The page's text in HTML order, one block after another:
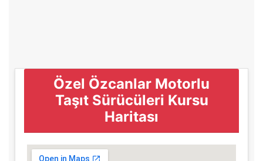
Özel Özcanlar Motorlu
Taşıt Sürücüleri Kursu
Haritası